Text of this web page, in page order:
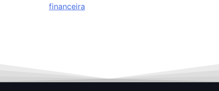
financeira